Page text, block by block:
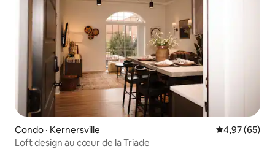
Condo · Kernersville Note
4,97 (65)
Loft design au cœur de la Triade